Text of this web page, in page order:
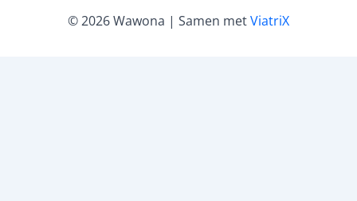
© 2026 Wawona | Samen metViatriX